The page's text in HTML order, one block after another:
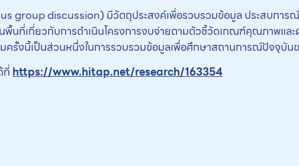
group discussion) มีวัตถุประสงค์เพื่อรวบรวมข้อมูล ประสบกา
พื้นที่เกี่ยวกับการดำเนินโครงการงบจ่ายตามตัวชี้วัดเกณฑ์คุณภาพแ
รั้งนี้เป็นส่วนหนึ่งในการรวบรวมข้อมูลเพื่อศึกษาสถานการณ์ปัจจุบัน
ที่ https://www.hitap.net/research/163354